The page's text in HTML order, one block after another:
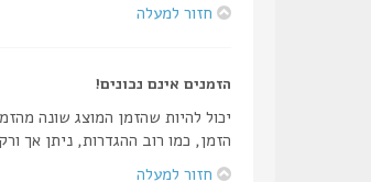
חזור למעלה
הזמנים אינם נכונים!
יכול להיות שהזמן המוצג שונה
הזמן, כמו רוב ההגדרות, ניתן אך
חזור למעלה